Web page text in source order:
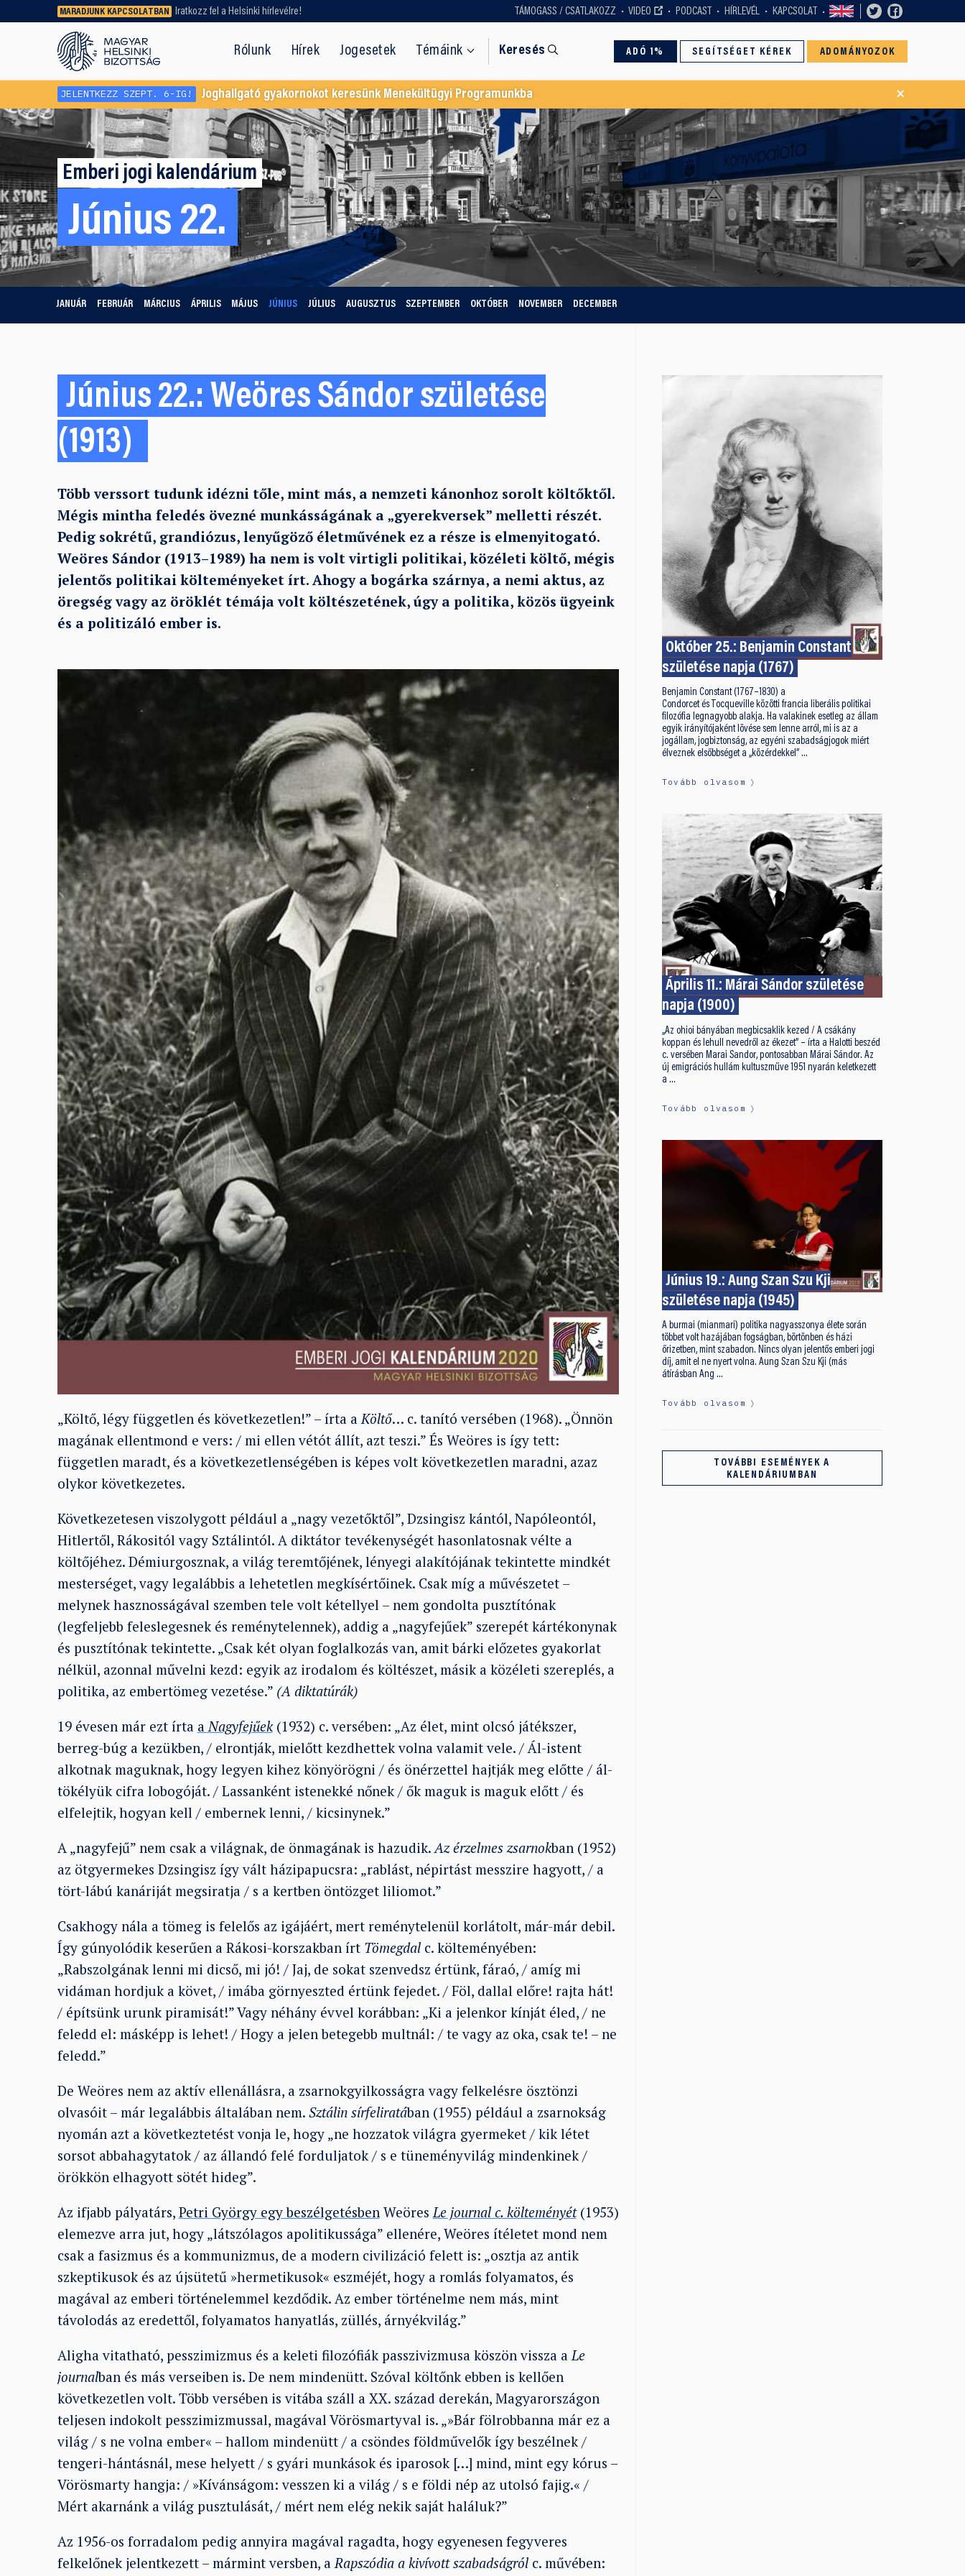
MARADJUNK KAPCSOLATBAN Iratkozz fel a Helsinki hírlevélre! TÁMOGASS / CSATLAKOZZ VIDEO PODCAST HÍRLEVÉL KAPCSOLAT
Rólunk Hírek Jogesetek Témáink Keresés ADÓ 1% SEGÍTSÉGET KÉREK ADOMÁNYOZOK
Régebbi tartalmat vagy
dokumentumot keresel? Használd a
keresőnket!
JELENTKEZZ SZEPT. 6-IG! Joghallgató gyakornokot keresünk Menekültügyi Programunkba ×
Emberi jogi kalendárium
Június 22.
JANUÁR FEBRUÁR MÁRCIUS ÁPRILIS MÁJUS JÚNIUS JÚLIUS AUGUSZTUS SZEPTEMBER OKTÓBER NOVEMBER DECEMBER
Június 22.: Weöres Sándor születése
(1913)
Több verssort tudunk idézni tőle, mint más, a nemzeti kánonhoz sorolt költőktől.
Mégis mintha feledés övezné munkásságának a „gyerekversek” melletti részét.
Pedig sokrétű, grandiózus, lenyűgöző életművének ez a része is elmenyitogató.
Weöres Sándor (1913–1989) ha nem is volt virtigli politikai, közéleti költő, mégis
jelentős politikai költeményeket írt. Ahogy a bogárka szárnya, a nemi aktus, az
öregség vagy az öröklét témája volt költészetének, úgy a politika, közös ügyeink
és a politizáló ember is.
„Költő, légy független és következetlen!” – írta aKöltő… c. tanító versében (1968). „Önnön
magának ellentmond e vers: / mi ellen vétót állít, azt teszi.” És Weöres is így tett:
független maradt, és a következetlenségében is képes volt következetlen maradni, azaz
olykor következetes.
Következetesen viszolygott például a „nagy vezetőktől”, Dzsingisz kántól, Napóleontól,
Hitlertől, Rákositól vagy Sztálintól. A diktátor tevékenységét hasonlatosnak vélte a
költőjéhez. Démiurgosznak, a világ teremtőjének, lényegi alakítójának tekintette mindkét
mesterséget, vagy legalábbis a lehetetlen megkísértőinek. Csak míg a művészetet –
melynek hasznosságával szemben tele volt kétellyel – nem gondolta pusztítónak
(legfeljebb feleslegesnek és reménytelennek), addig a „nagyfejűek” szerepét kártékonynak
és pusztítónak tekintette. „Csak két olyan foglalkozás van, amit bárki előzetes gyakorlat
nélkül, azonnal művelni kezd: egyik az irodalom és költészet, másik a közéleti szereplés, a
politika, az embertömeg vezetése.” (A diktatúrák)
19 évesen már ezt írta aNagyfejűek(1932) c. versében: „Az élet, mint olcsó játékszer,
berreg-búg a kezükben, / elrontják, mielőtt kezdhettek volna valamit vele. / Ál-istent
alkotnak maguknak, hogy legyen kihez könyörögni / és önérzettel hajtják meg előtte / ál-
tökélyük cifra lobogóját. / Lassanként istenekké nőnek / ők maguk is maguk előtt / és
elfelejtik, hogyan kell / embernek lenni, / kicsinynek.”
A „nagyfejű” nem csak a világnak, de önmagának is hazudik.Az érzelmes zsarnokban (1952)
az ötgyermekes Dzsingisz így vált házipapucsra: „rablást, népirtást messzire hagyott, / a
tört-lábú kanáriját megsiratja / s a kertben öntözget liliomot.”
Csakhogy nála a tömeg is felelős az igájáért, mert reménytelenül korlátolt, már-már debil.
Így gúnyolódik keserűen a Rákosi-korszakban írt Tömegdalc. költeményében:
„Rabszolgának lenni mi dicső, mi jó! / Jaj, de sokat szenvedsz értünk, fáraó, / amíg mi
vidáman hordjuk a követ, / imába görnyeszted értünk fejedet. / Föl, dallal előre! rajta hát!
/ építsünk urunk piramisát!” Vagy néhány évvel korábban: „Ki a jelenkor kínját éled, / ne
feledd el: másképp is lehet! / Hogy a jelen betegebb multnál: / te vagy az oka, csak te! – ne
feledd.”
De Weöres nem az aktív ellenállásra, a zsarnokgyilkosságra vagy felkelésre ösztönzi
olvasóit – már legalábbis általában nem. Sztálin sírfeliratában (1955) például a zsarnokság
nyomán azt a következtetést vonja le, hogy „ne hozzatok világra gyermeket / kik létet
sorsot abbahagytatok / az állandó felé forduljatok / s e tüneményvilág mindenkinek /
örökkön elhagyott sötét hideg”.
Az ifjabb pályatárs, Petri György egy beszélgetésbenWeöresLe journal c. költeményét(1953)
elemezve arra jut, hogy „látszólagos apolitikussága” ellenére, Weöres ítéletet mond nem
csak a fasizmus és a kommunizmus, de a modern civilizáció felett is: „osztja az antik
szkeptikusok és az újsütetű »hermetikusok« eszméjét, hogy a romlás folyamatos, és
magával az emberi történelemmel kezdődik. Az ember történelme nem más, mint
távolodás az eredettől, folyamatos hanyatlás, züllés, árnyékvilág.”
Aligha vitatható, pesszimizmus és a keleti filozófiák passzivizmusa köszön vissza aLe
journalban és más verseiben is. De nem mindenütt. Szóval költőnk ebben is kellően
következetlen volt. Több versében is vitába száll a XX. század derekán, Magyarországon
teljesen indokolt pesszimizmussal, magával Vörösmartyval is. „»Bár fölrobbanna már ez a
világ / s ne volna ember« – hallom mindenütt / a csöndes földművelők így beszélnek /
tengeri-hántásnál, mese helyett / s gyári munkások és iparosok […] mind, mint egy kórus –
Vörösmarty hangja: / »Kívánságom: vesszen ki a világ / s e földi nép az utolsó fajig.« /
Mért akarnánk a világ pusztulását, / mért nem elég nekik saját haláluk?”
Az 1956-os forradalom pedig annyira magával ragadta, hogy egyenesen fegyveres
felkelőnek jelentkezett – mármint versben, aRapszódia a kivívott szabadságrólc. művében:
Október 25.: Benjamin Constant
születése napja (1767)
Benjamin Constant (1767–1830) a
Condorcet és Tocqueville közötti francia liberális politikai
filozófia legnagyobb alakja. Ha valakinek esetleg az állam
egyik irányítójaként lövése sem lenne arról, mi is az a
jogállam, jogbiztonság, az egyéni szabadságjogok miért
élveznek elsőbbséget a „közérdekkel” …
Tovább olvasom
Április 11.: Márai Sándor születése
napja (1900)
„Az ohioi bányában megbicsaklik kezed / A csákány
koppan és lehull nevedről az ékezet” – írta a Halotti beszéd
c. versében Marai Sandor, pontosabban Márai Sándor. Az
új emigrációs hullám kultuszműve 1951 nyarán keletkezett
a …
Tovább olvasom
Június 19.: Aung Szan Szu Kji
születése napja (1945)
A burmai (mianmari) politika nagyasszonya élete során
többet volt hazájában fogságban, börtönben és házi
őrizetben, mint szabadon. Nincs olyan jelentős emberi jogi
díj, amit el ne nyert volna. Aung Szan Szu Kji (más
átírásban Ang …
Tovább olvasom
TOVÁBBI ESEMÉNYEK A
KALENDÁRIUMBAN